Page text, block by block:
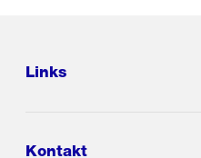
Links
Kontakt